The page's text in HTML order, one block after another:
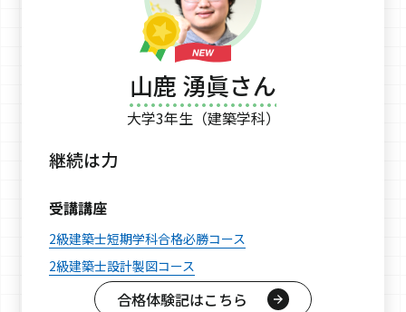
山鹿 湧眞さん
大学3年生（建築学科）
継続は力
受講講座
2級建築士短期学科合格必勝コース
2級建築士設計製図コース
合格体験記はこちら